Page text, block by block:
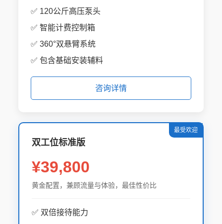
✅ 120公斤高压泵头
✅ 智能计费控制箱
✅ 360°双悬臂系统
✅ 包含基础安装辅料
咨询详情
最受欢迎
双工位标准版
¥39,800
黄金配置，兼顾流量与体验，最佳性价比
✅ 双倍接待能力